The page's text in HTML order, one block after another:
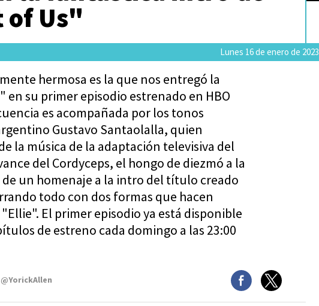
of Us"
Lunes 16 de enero de 2023
hermosa es la que nos entregó la
en su primer episodio estrenado en HBO
es acompañada por los tonos
Gustavo Santaolalla, quien
la música de la adaptación televisiva del
del Cordyceps, el hongo de diezmó a la
un homenaje a la intro del título creado
todo con dos formas que hacen
El primer episodio ya está disponible
de estreno cada domingo a las 23:00